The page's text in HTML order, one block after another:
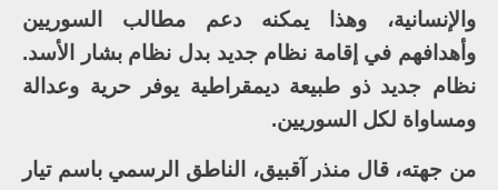
والإنسانية، وهذا يمكنه دعم مطالب السوريين
وأهدافهم في إقامة نظام جديد بدل نظام بشار الأسد.
نظام جديد ذو طبيعة ديمقراطية يوفر حرية وعدالة
ومساواة لكل السوريين.
من جهته، قال منذر آقبيق، الناطق الرسمي باسم تيار